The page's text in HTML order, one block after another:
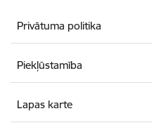
Privātuma politika
Piekļūstamība
Lapas karte